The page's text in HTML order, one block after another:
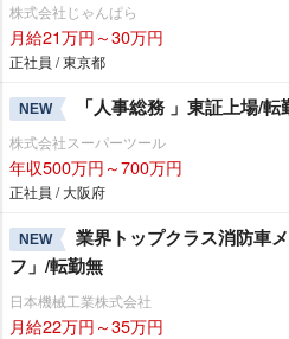
株式会社じゃんぱら
月給21万円～30万円
正社員 / 東京都
NEW 「人事総務 」東証上場/転
株式会社スーパーツール
年収500万円～700万円
正社員 / 大阪府
NEW
業界トップクラス消防車
フ」/転勤無
日本機械工業株式会社
月給22万円～35万円